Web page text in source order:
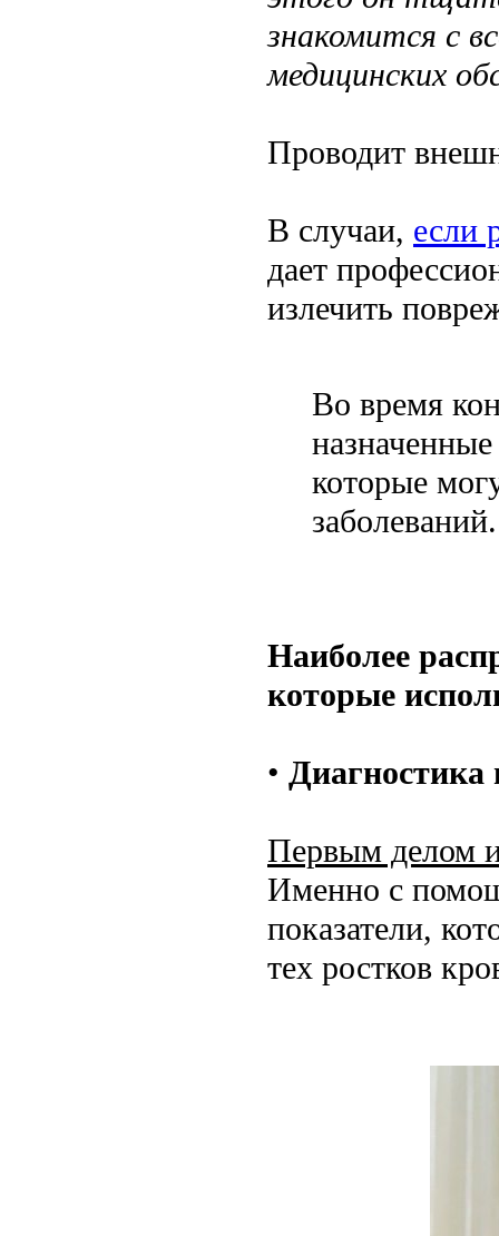
знакомится с
медицинских
Проводит
В случаи, если
дает
излечить
Во время
которые
заболеваний.
Наиболее
которые
• Диагностика
Первым делом
Именно с
показатели,
тех ростков